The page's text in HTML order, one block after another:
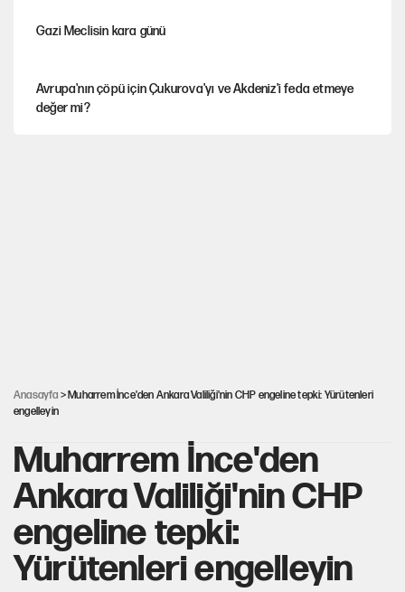
Gazi Meclisin kara günü
Avrupa'nın çöpü için Çukurova'yı ve Akdeniz'i feda etmeye
değer mi?
Anasayfa > Muharrem İnce'den Ankara Valiliği'nin CHP engeline tepki: Yürütenleri
engelleyin
Muharrem İnce'den
Ankara Valiliği'nin CHP
engeline tepki:
Yürütenleri engelleyin